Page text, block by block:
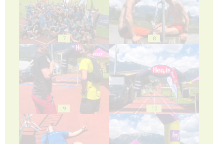
7 8
9 10